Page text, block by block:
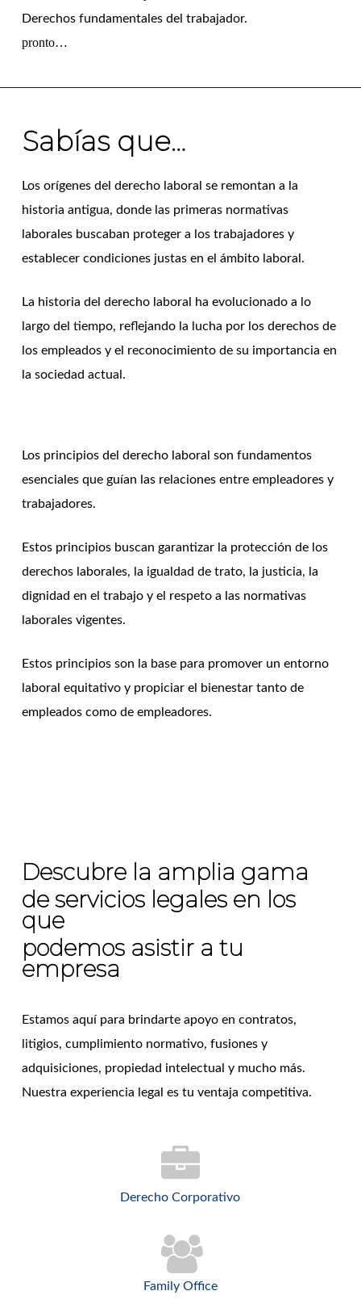
f. Si las partes llegan a acuerdo, las multas no serán
cursadas contra el Empleador.
Derechos fundamentales del trabajador.
pronto…
Sabías que…
Los orígenes del derecho laboral se remontan a la
historia antigua, donde las primeras normativas
laborales buscaban proteger a los trabajadores y
establecer condiciones justas en el ámbito laboral.
La historia del derecho laboral ha evolucionado a lo
largo del tiempo, reflejando la lucha por los derechos de
los empleados y el reconocimiento de su importancia en
la sociedad actual.
Los principios del derecho laboral son fundamentos
esenciales que guían las relaciones entre empleadores y
trabajadores.
Estos principios buscan garantizar la protección de los
derechos laborales, la igualdad de trato, la justicia, la
dignidad en el trabajo y el respeto a las normativas
laborales vigentes.
Estos principios son la base para promover un entorno
laboral equitativo y propiciar el bienestar tanto de
empleados como de empleadores.
Descubre la amplia gama
de servicios legales en los
que
podemos asistir a tu
empresa
Estamos aquí para brindarte apoyo en contratos,
litigios, cumplimiento normativo, fusiones y
adquisiciones, propiedad intelectual y mucho más.
Nuestra experiencia legal es tu ventaja competitiva.
Derecho Corporativo
Family Office